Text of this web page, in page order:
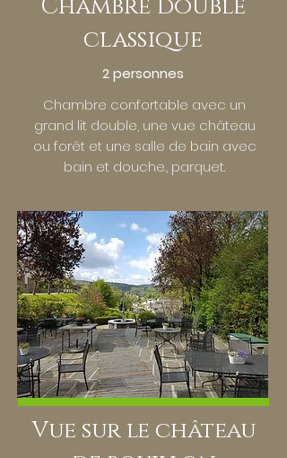
Chambre double
classique
2 personnes
Chambre confortable avec un
grand lit double, une vue château
ou forêt et une salle de bain avec
bain et douche., parquet.
Vue sur le château